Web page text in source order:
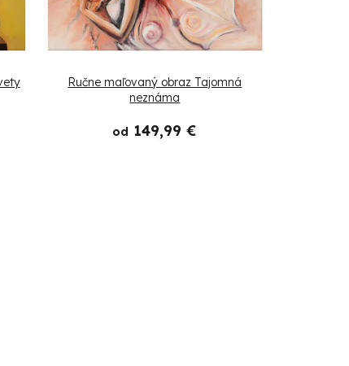
Ručne maľovaný obraz Tajomná
neznáma
od 149,99 €